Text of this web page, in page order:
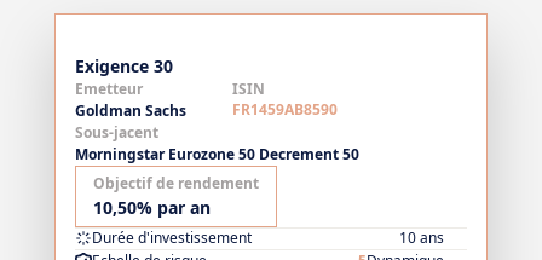
Exigence 30
Emetteur
Goldman Sachs
ISIN
FR1459AB8590
Sous-jacent
Morningstar Eurozone 50 Decrement 50
Objectif de rendement
10,50% par an
Durée d'investissement
10 ans